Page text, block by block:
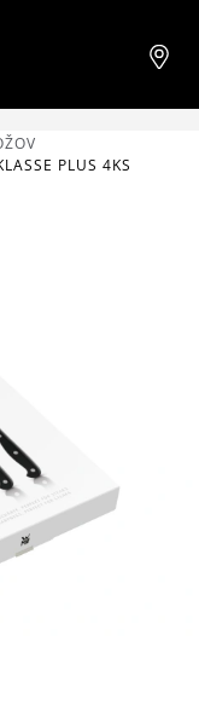
PLUS 4KS